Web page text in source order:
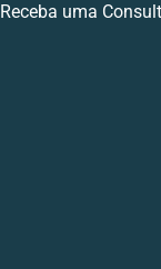
Receba uma